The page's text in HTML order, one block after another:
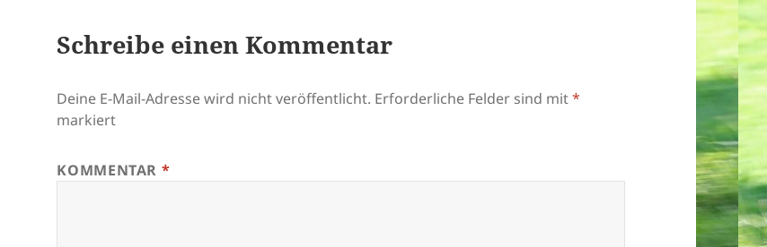
Schreibe einen Kommentar
Deine E-Mail-Adresse wird nicht veröffentlicht. Erforderliche Felder sind mit*
markiert
KOMMENTAR *